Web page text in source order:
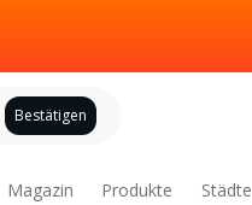
Bestätigen
Magazin Produkte Städte